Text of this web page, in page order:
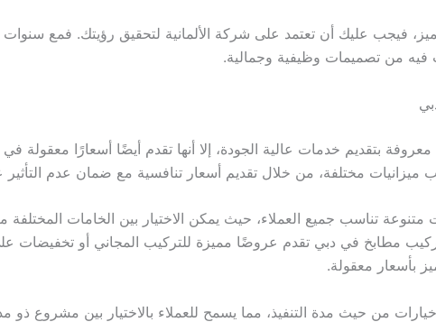
فيجب عليك أن تعتمد على شركة الألمانية لتحقيق رؤيتك. فمع
فيه من تصميمات وظيفية وجمالية.
بتقديم خدمات عالية الجودة، إلا أنها تقدم أيضًا أسعارًا
مختلفة، من خلال تقديم أسعار تنافسية مع ضمان عدم
متنوعة تناسب جميع العملاء، حيث يمكن الاختيار بين الخامات
مطابخ في دبي تقدم عروضًا مميزة للتركيب المجاني أو تخفيضات على
بأسعار معقولة.
خيارات من حيث مدة التنفيذ، مما يسمح للعملاء بالاختيار بين مشروع